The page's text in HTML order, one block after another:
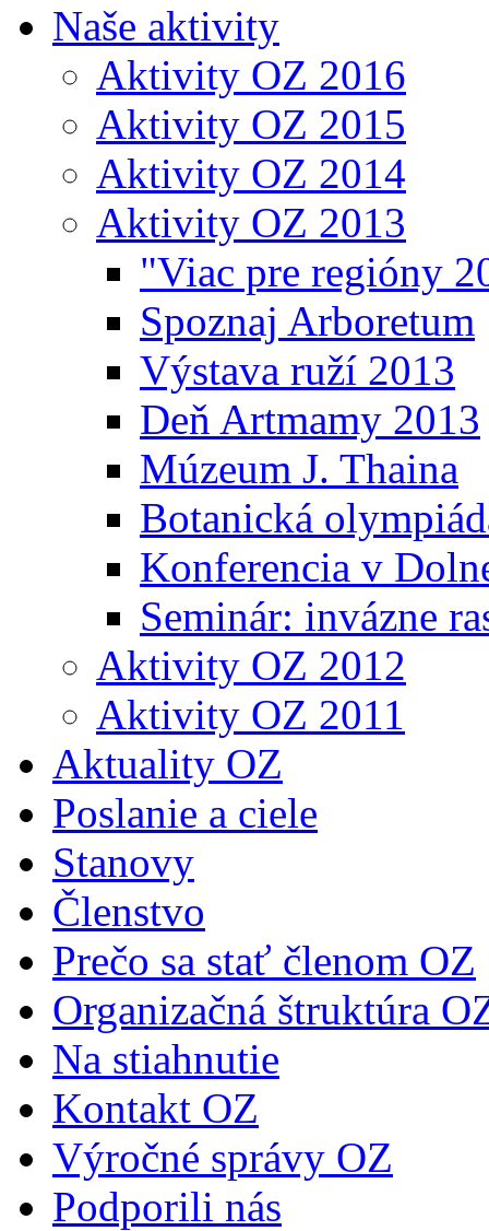
Naše aktivity
Aktivity OZ 2016
Aktivity OZ 2015
Aktivity OZ 2014
Aktivity OZ 2013
"Viac pre regióny
Spoznaj Arboretum
Výstava ruží 2013
Deň Artmamy 2013
Múzeum J. Thaina
Botanická
Konferencia v
Seminár: invázne
Aktivity OZ 2012
Aktivity OZ 2011
Aktuality OZ
Poslanie a ciele
Stanovy
Členstvo
Prečo sa stať členom OZ
Organizačná štruktúra
Na stiahnutie
Kontakt OZ
Výročné správy OZ
Podporili nás